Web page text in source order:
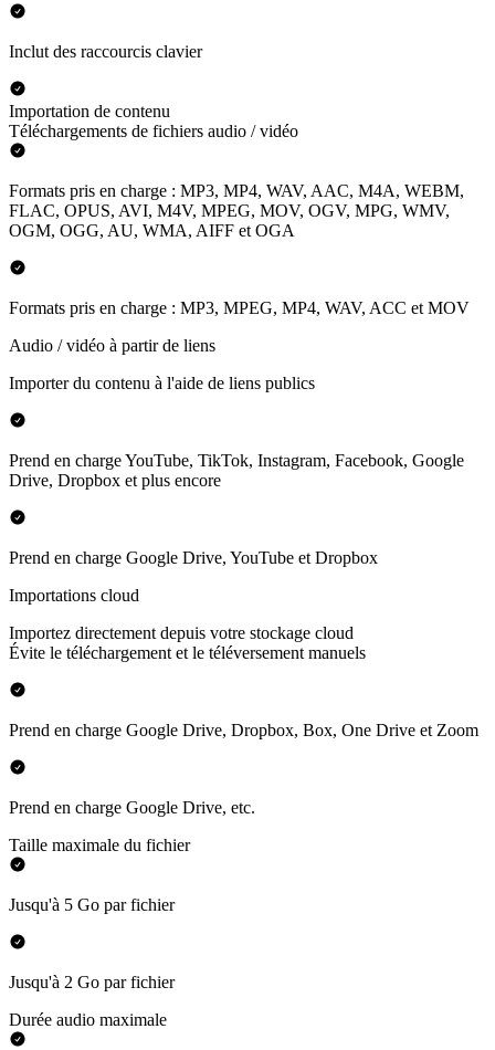
Inclut des raccourcis clavier
Importation de contenu
Téléchargements de fichiers audio / vidéo
Formats pris en charge : MP3, MP4, WAV, AAC, M4A, WEBM,
FLAC, OPUS, AVI, M4V, MPEG, MOV, OGV, MPG, WMV,
OGM, OGG, AU, WMA, AIFF et OGA
Formats pris en charge : MP3, MPEG, MP4, WAV, ACC et MOV
Audio / vidéo à partir de liens
Importer du contenu à l'aide de liens publics
Prend en charge YouTube, TikTok, Instagram, Facebook, Google
Drive, Dropbox et plus encore
Prend en charge Google Drive, YouTube et Dropbox
Importations cloud
Importez directement depuis votre stockage cloud
Évite le téléchargement et le téléversement manuels
Prend en charge Google Drive, Dropbox, Box, One Drive et Zoom
Prend en charge Google Drive, etc.
Taille maximale du fichier
Jusqu'à 5 Go par fichier
Jusqu'à 2 Go par fichier
Durée audio maximale